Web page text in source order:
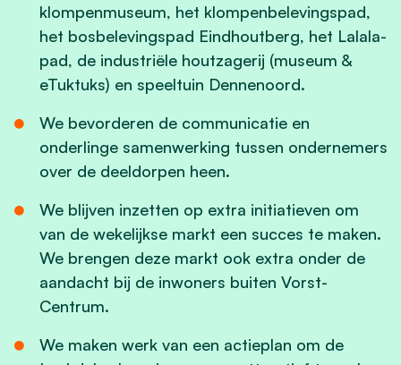
klompenmuseum, het klompenbelevingspad,
het bosbelevingspad Eindhoutberg, het Lalala-
pad, de industriële houtzagerij (museum &
eTuktuks) en speeltuin Dennenoord.
We bevorderen de communicatie en
onderlinge samenwerking tussen ondernemers
over de deeldorpen heen.
We blijven inzetten op extra initiatieven om
van de wekelijkse markt een succes te maken.
We brengen deze markt ook extra onder de
aandacht bij de inwoners buiten Vorst-
Centrum.
We maken werk van een actieplan om de